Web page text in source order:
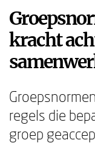
kracht
regels die
groep